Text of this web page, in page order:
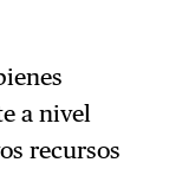
a nivel
recursos